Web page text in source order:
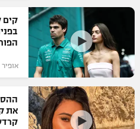
לוח שידורים
ברחבה
"מעל הליגה" – פודקאסט
הפועל חיפה
הפועל באר שבע
מכבי נתניה
בני יהודה
ליגה סינית
ליגה ברזילאית
ליגות נוספות
אגרוף
ספורט אולימפי
UFC
היאבקות WWE
קים
אופיר
את